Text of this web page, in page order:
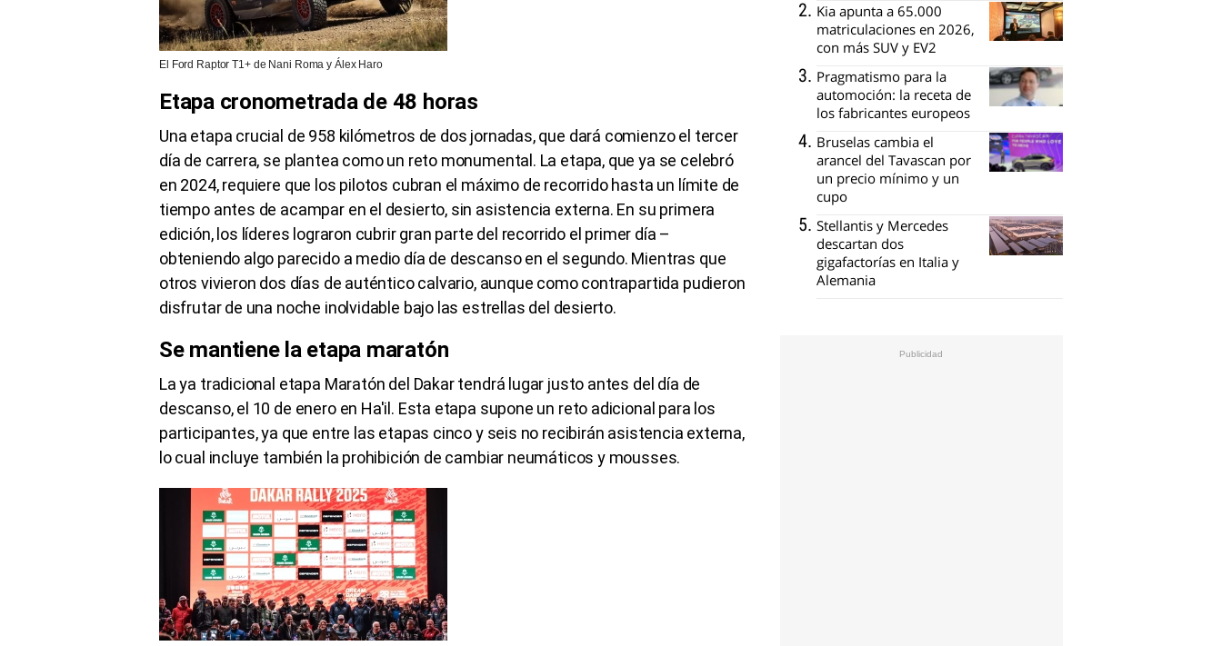
El Ford Raptor T1+ de Nani Roma y Álex Haro
Etapa cronometrada de 48 horas
Una etapa crucial de 958 kilómetros de dos jornadas, que dará comienzo el tercer
día de carrera, se plantea como un reto monumental. La etapa, que ya se celebró
en 2024, requiere que los pilotos cubran el máximo de recorrido hasta un límite de
tiempo antes de acampar en el desierto, sin asistencia externa. En su primera
edición, los líderes lograron cubrir gran parte del recorrido el primer día –
obteniendo algo parecido a medio día de descanso en el segundo. Mientras que
otros vivieron dos días de auténtico calvario, aunque como contrapartida pudieron
disfrutar de una noche inolvidable bajo las estrellas del desierto.
Se mantiene la etapa maratón
La ya tradicional etapa Maratón del Dakar tendrá lugar justo antes del día de
descanso, el 10 de enero en Ha'il. Esta etapa supone un reto adicional para los
participantes, ya que entre las etapas cinco y seis no recibirán asistencia externa,
lo cual incluye también la prohibición de cambiar neumáticos y mousses.
Kia apunta a 65.000
matriculaciones en 2026,
con más SUV y EV2
Pragmatismo para la
automoción: la receta de
los fabricantes europeos
Bruselas cambia el
arancel del Tavascan por
un precio mínimo y un
cupo
Stellantis y Mercedes
descartan dos
gigafactorías en Italia y
Alemania